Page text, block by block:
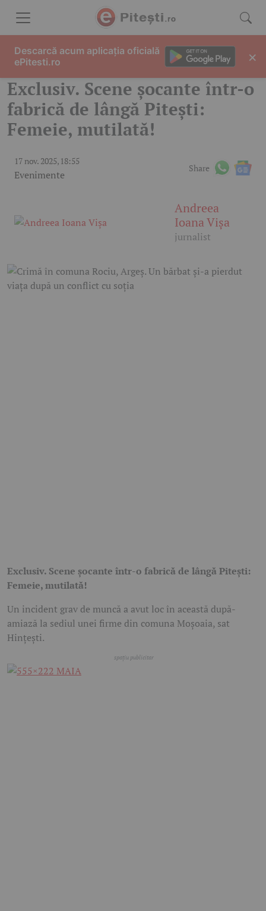
Exclusiv. Scene șocante într-o
fabrică de lângă Pitești:
Femeie, mutilată!
17 nov. 2025, 18:55
Evenimente
Share
Andreea
Ioana Vișa
jurnalist
Exclusiv. Scene șocante într-o fabrică de lângă Pitești:
Femeie, mutilată!
Un incident grav de muncă a avut loc în această după-
amiază la sediul unei firme din comuna Moșoaia, sat
Hințești.
Descarcă acum aplicația oficială
ePitesti.ro
×